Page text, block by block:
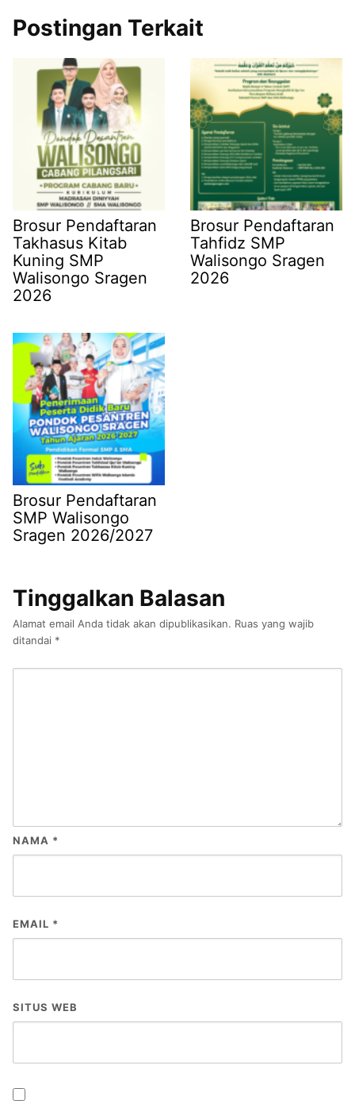
Postingan Terkait
Brosur Pendaftaran
Takhasus Kitab
Kuning SMP
Walisongo Sragen
2026
Brosur Pendaftaran
Tahfidz SMP
Walisongo Sragen
2026
Brosur Pendaftaran
SMP Walisongo
Sragen 2026/2027
Tinggalkan Balasan
Alamat email Anda tidak akan dipublikasikan. Ruas yang wajib
ditandai *
NAMA *
EMAIL *
SITUS WEB